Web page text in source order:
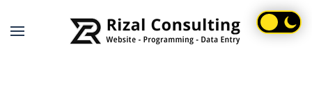
Skip to main content